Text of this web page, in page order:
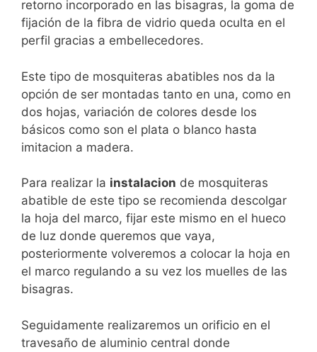
retorno incorporado en las bisagras, la goma de
fijación de la fibra de vidrio queda oculta en el
perfil gracias a embellecedores.
Este tipo de mosquiteras abatibles nos da la
opción de ser montadas tanto en una, como en
dos hojas, variación de colores desde los
básicos como son el plata o blanco hasta
imitacion a madera.
Para realizar la instalacion de mosquiteras
abatible de este tipo se recomienda descolgar
la hoja del marco, fijar este mismo en el hueco
de luz donde queremos que vaya,
posteriormente volveremos a colocar la hoja en
el marco regulando a su vez los muelles de las
bisagras.
Seguidamente realizaremos un orificio en el
travesaño de aluminio central donde